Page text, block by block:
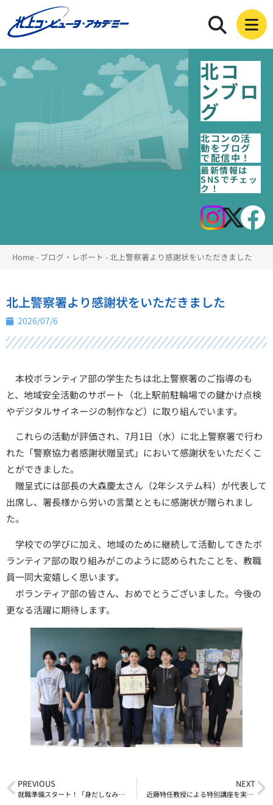
北コ
ンブロ
グ
北コンの活
動をブログ
で配信中！
最新情報は
SNSでチェッ
ク！
Home- ブログ・レポート -北上警察署より感謝状をいただきました
北上警察署より感謝状をいただきました
2026/07/6
本校ボランティア部の学生たちは北上警察署のご指導のも
と、地域安全活動のサポート（北上駅前駐輪場での鍵かけ点検
やデジタルサイネージの制作など）に取り組んでいます。
これらの活動が評価され、7月1日（水）に北上警察署で行わ
れた「警察協力者感謝状贈呈式」において感謝状をいただくこ
とができました。
贈呈式には部長の大森慶太さん（2年システム科）が代表して
出席し、署長様から労いの言葉とともに感謝状が贈られまし
た。
学校での学びに加え、地域のために継続して活動してきたボ
ランティア部の取り組みがこのように認められたことを、教職
員一同大変嬉しく思います。
ボランティア部の皆さん、おめでとうございました。今後の
更なる活躍に期待します。
PREVIOUS
就職準備スタート！「身だしなみセミナー」実施
NEXT
近藤特任教授による特別講座を実施しました